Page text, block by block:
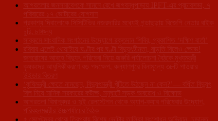
আগরতলার জনসমাবেশকে সামনে রেখে জগবন্ধুপাড়ায় IPFT-এর প্রচারসভা, ৭
পরিবারের ১৭ ভোটারের যোগদান
প্রকাশ্য দিবালোকে সিসিটিভির নজরদারির মধ্যেই গন্ডাছড়ায় বিজেপি নেতার বাইক
চুরি, চাঞ্চল্য
সাব্রুমে সাংবাদিক সংগঠনের উদ্যোগে রক্তদান শিবির, প্রকাশিত ‘দক্ষিণ বার্তা’
রবিবার এলেই খোয়াইয়ে ঘণ্টার পর ঘণ্টা বিদ্যুৎহীনতা, বাড়তি বিলেও ক্ষোভ!
জনরোষের আবহে বিদ্যুৎ পরিষেবা নিয়ে জরুরি পর্যালোচনা বৈঠকে মুখ্যমন্ত্রী
কৃষকদের আধুনিকীকরণে বড় পদক্ষেপ, কল্যাণপুরে বিনামূল্যে ৩৮টি পাওয়ার
উইডার বিতরণ
‘কৃষিমন্ত্রী ক্ষেতে নামছেন, বিদ্যুৎমন্ত্রী খুঁটিতে উঠছেন না কেন?’— বর্ধিত বিদ্যুৎ
বিল নিয়ে মানিক সরকারের কটাক্ষ, মনুঘাটে সড়ক অবরোধ ও বিক্ষোভ
আগরতলা বিমানবন্দর ও দুই রেলস্টেশন থেকে অ্যাপ-ক্যাব পরিষেবার উদ্যোগ,
পরিবহনমন্ত্রীর উচ্চপর্যায়ের বৈঠক
৫ সেপ্টেম্বর থেকে ত্রিপুরায় বিশেষ ভোটার তালিকা সংশোধন অভিযান, চূড়ান্ত